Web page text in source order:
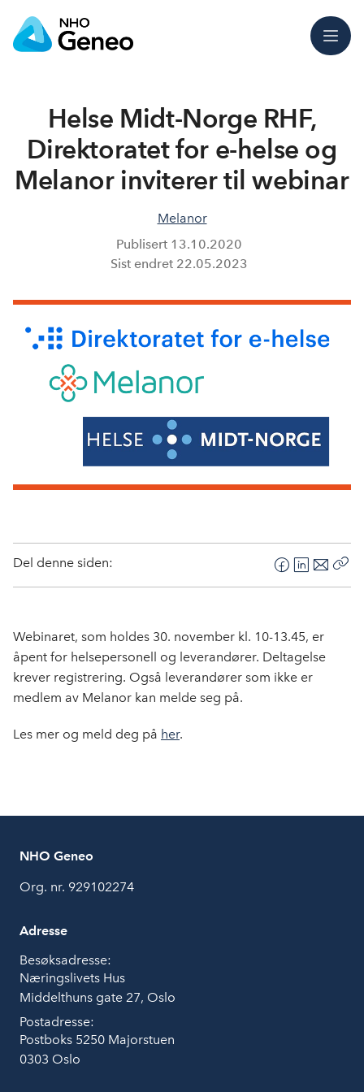
Meny
Helse Midt-Norge RHF,
Direktoratet for e-helse og
Melanor inviterer til webinar
Melanor
Publisert 13.10.2020
Sist endret 22.05.2023
Del denne siden:
F
a
e
o
L
i
k
E
-
o
s
Webinaret, som holdes 30. november kl. 10-13.45, er
åpent for helsepersonell og leverandører. Deltagelse
krever registrering. Også leverandører som ikke er
medlem av Melanor kan melde seg på.
Les mer og meld deg på her.
NHO Geneo
Org. nr. 929102274
Adresse
Besøksadresse:
Næringslivets Hus
Middelthuns gate 27, Oslo
Postadresse:
Postboks 5250 Majorstuen
0303 Oslo